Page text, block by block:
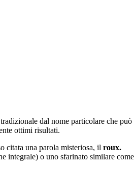
dal nome particolare che
ottimi risultati.
citata una parola misteriosa, il roux.
integrale) o uno sfarinato similare